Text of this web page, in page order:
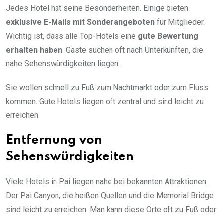
Jedes Hotel hat seine Besonderheiten. Einige bieten
exklusive E-Mails mit Sonderangeboten für Mitglieder.
Wichtig ist, dass alle Top-Hotels eine gute Bewertung
erhalten haben . Gäste suchen oft nach Unterkünften, die
nahe Sehenswürdigkeiten liegen.
Sie wollen schnell zu Fuß zum Nachtmarkt oder zum Fluss
kommen. Gute Hotels liegen oft zentral und sind leicht zu
erreichen.
Entfernung von
Sehenswürdigkeiten
Viele Hotels in Pai liegen nahe bei bekannten Attraktionen.
Der Pai Canyon, die heißen Quellen und die Memorial Bridge
sind leicht zu erreichen. Man kann diese Orte oft zu Fuß oder